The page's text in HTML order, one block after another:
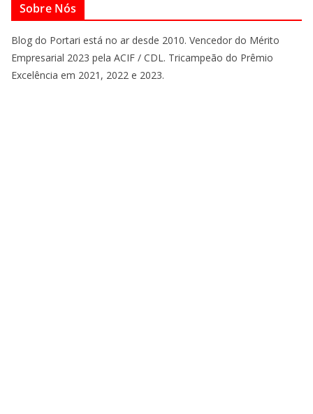
Sobre Nós
Blog do Portari está no ar desde 2010. Vencedor do Mérito
Empresarial 2023 pela ACIF / CDL. Tricampeão do Prêmio
Excelência em 2021, 2022 e 2023.